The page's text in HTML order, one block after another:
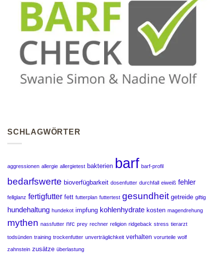
SCHLAGWÖRTER
aggressionen allergie allergietest bakterien barf barf-profil
bedarfswerte bioverfügbarkeit dosenfutter durchfall eiweiß fehler
fellglanz fertigfutter fett futterplan futtertest gesundheit getreide giftig
hundehaltung hundekot impfung kohlenhydrate kosten magendrehung
mythen nassfutter nrc prey rechner religion ridgeback stress tierarzt
todsünden training trockenfutter unverträglichkeit verhalten vorurteile wolf
zahnstein zusätze überlastung